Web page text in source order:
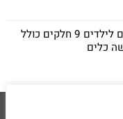
סט סירים ממתכת צעצוע מהמם לילדים 9 חלקים כולל
כלים